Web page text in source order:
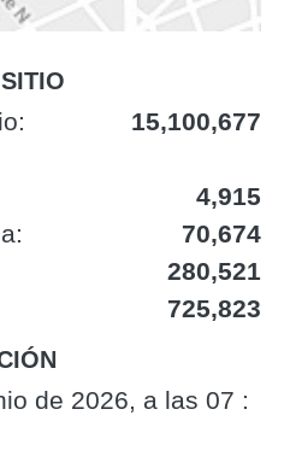
15,100,677
4,915
70,674
280,521
725,823
de 2026, a las 07 :